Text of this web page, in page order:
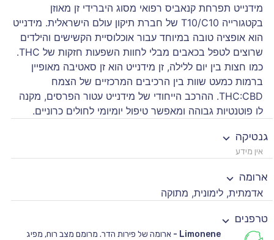
מידנייט תפרחת קנאביס רפואי מסוג היברידי זן מאוזן
בקטגורייה T10/C10 של חברת תיקון עולם הישראלית. מידנייט
הוא אופציה טובה במיוחד עבור אוכלוסיית הקשישים והילדים
שרוצים לטפל בכאבים מבלי לחוות השפעות חזקות של THC.
כמו חצות בין יום ללילה, זן מידנייט הוא זן סאטיבה מאופיין
ברמות כמעט שוות בין הרכיבים המרכזיים של הצמח
THC:CBD. ההרכב הייחודי של מידנייט עטור הפרסים, מקנה
לו פוטנטיות גבוהה ומאפשר טיפול יומיומי לחולים כרוניים.
גנטיקה
אין מידע
ארומה
אדמתית, לימונית, מתוקה
טרפנים
Limonene
-ארומה של פירות הדר. מרומם מצב רוח, מפיג